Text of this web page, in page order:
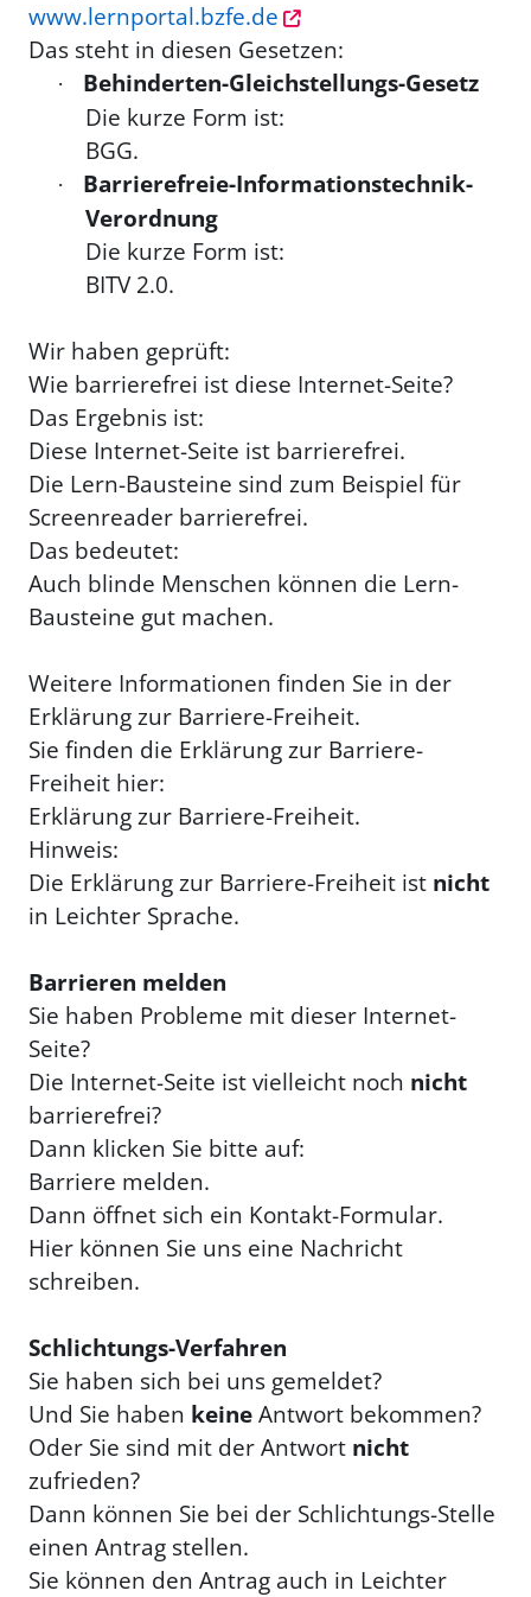
www.lernportal.bzfe.de
Das steht in diesen Gesetzen:
·
Behinderten-Gleichstellungs-Gesetz
Die kurze Form ist:
BGG.
·
Barrierefreie-Informationstechnik-
Verordnung
Die kurze Form ist:
BITV 2.0.
Wir haben geprüft:
Wie barrierefrei ist diese Internet-Seite?
Das Ergebnis ist:
Diese Internet-Seite ist barrierefrei.
Die Lern-Bausteine sind zum Beispiel für
Screenreader barrierefrei.
Das bedeutet:
Auch blinde Menschen können die Lern-
Bausteine gut machen.
Weitere Informationen finden Sie in der
Erklärung zur Barriere-Freiheit.
Sie finden die Erklärung zur Barriere-
Freiheit hier:
Erklärung zur Barriere-Freiheit.
Hinweis:
Die Erklärung zur Barriere-Freiheit ist nicht
in Leichter Sprache.
Barrieren melden
Sie haben Probleme mit dieser Internet-
Seite?
Die Internet-Seite ist vielleicht noch nicht
barrierefrei?
Dann klicken Sie bitte auf:
Barriere melden.
Dann öffnet sich ein Kontakt-Formular.
Hier können Sie uns eine Nachricht
schreiben.
Schlichtungs-Verfahren
Sie haben sich bei uns gemeldet?
Und Sie haben keine Antwort bekommen?
Oder Sie sind mit der Antwort nicht
zufrieden?
Dann können Sie bei der Schlichtungs-Stelle
einen Antrag stellen.
Sie können den Antrag auch in Leichter